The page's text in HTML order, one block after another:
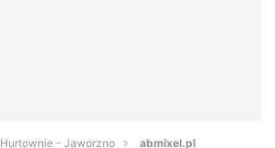
Hurtownie - Jaworzno abmixel.pl